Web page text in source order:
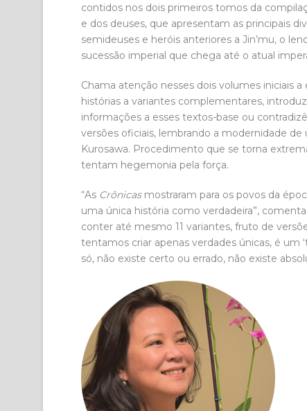
contidos nos dois primeiros tomos da
e dos deuses, que apresentam as principais
semideuses e heróis anteriores a Jin’mu, o
sucessão imperial que chega até o atual
Chama atenção nesses dois volumes iniciais
histórias a variantes complementares,
informações a esses textos-base ou
versões oficiais, lembrando a modernidade
Kurosawa. Procedimento que se torna
tentam hegemonia pela força.
“As Crônicasmostraram para os povos da
uma única história como verdadeira”,
conter até mesmo 11 variantes, fruto de
tentamos criar apenas verdades únicas, é um
só, não existe certo ou errado, não existe